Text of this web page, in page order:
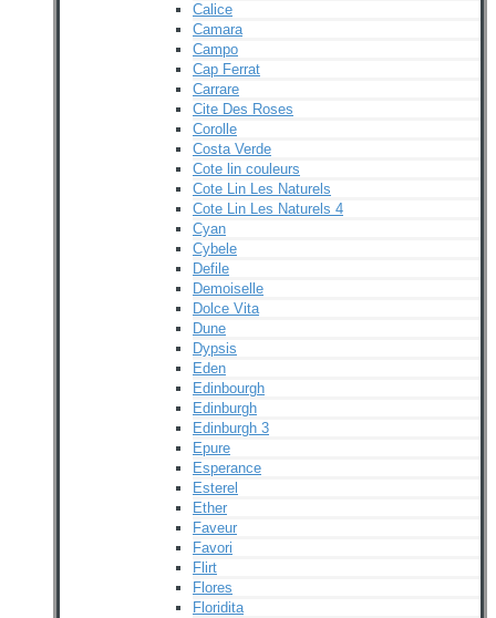
Calice
Camara
Campo
Cap Ferrat
Carrare
Cite Des Roses
Corolle
Costa Verde
Cote lin couleurs
Cote Lin Les Naturels
Cote Lin Les Naturels 4
Cyan
Cybele
Defile
Demoiselle
Dolce Vita
Dune
Dypsis
Eden
Edinbourgh
Edinburgh
Edinburgh 3
Epure
Esperance
Esterel
Ether
Faveur
Favori
Flirt
Flores
Floridita